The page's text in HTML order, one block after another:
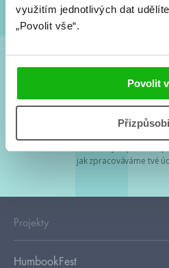
využitím jednotlivých dat
„Povolit vše“.
Povolit
Souhlasím spodmínkami
Tvá e-mailová adresa je u nás v
jak zpracováváme tvé
Projekty
HumbookFest